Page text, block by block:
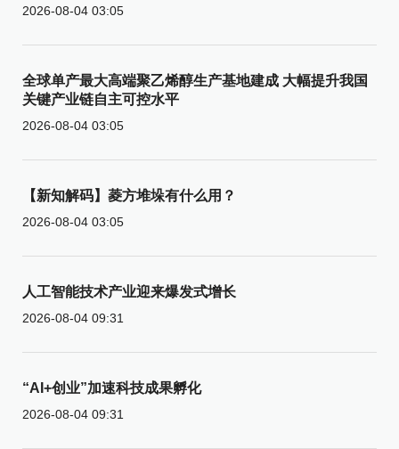
2026-08-04 03:05
全球单产最大高端聚乙烯醇生产基地建成 大幅提升我国
关键产业链自主可控水平
2026-08-04 03:05
【新知解码】菱方堆垛有什么用？
2026-08-04 03:05
人工智能技术产业迎来爆发式增长
2026-08-04 09:31
“AI+创业”加速科技成果孵化
2026-08-04 09:31